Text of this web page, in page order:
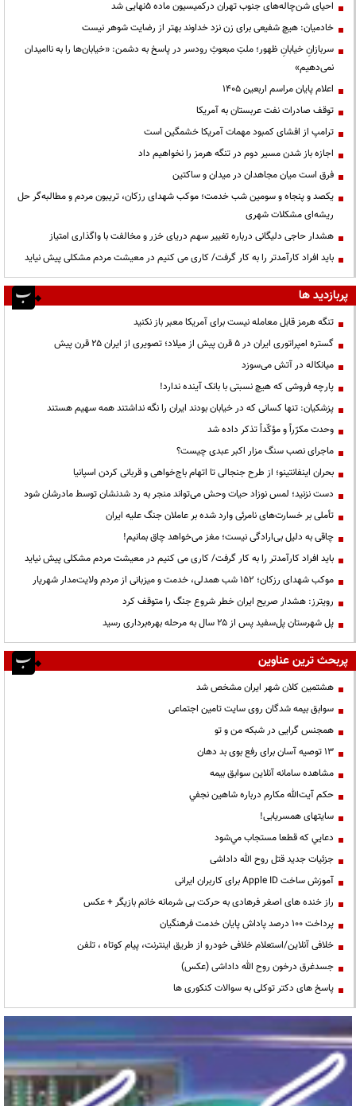
احیای شن‌چاله‌های جنوب تهران درکمیسیون ماده ۵نهایی شد
خادمیان: هیچ شفیعی برای زن نزد خداوند بهتر از رضایت شوهر نیست
سربازانِ خیابانِ ظهور؛ ملتِ مبعوثِ رودسر در پاسخ به دشمن: «خیابان‌ها را به ناامیدان
نمی‌دهیم»
اعلام پایان مراسم اربعین ۱۴۰۵
توقف صادرات نفت عربستان به آمریکا
ترامپ از افشای کمبود مهمات آمریکا خشمگین است
اجازه باز شدن مسیر دوم در تنگه هرمز را نخواهیم داد
فرق است میان مجاهدان در میدان و ساکتین
یکصد و پنجاه و سومین شب خدمت؛ موکب شهدای رزکان، تریبون مردم و مطالبه‌گر حل
ریشه‌ای مشکلات شهری
هشدار حاجی دلیگانی درباره تغییر سهم دریای خزر و مخالفت با واگذاری امتیاز
باید افراد کارآمدتر را به کار گرفت/ کاری می کنیم در معیشت مردم مشکلی پیش نیاید
پربازدید ها
تنگه هرمز قابل معامله نیست برای آمریکا معبر باز نکنید
گستره امپراتوری ایران در ۵ قرن پیش از میلاد؛ تصویری از ایران ۲۵ قرن پیش
میانکاله در آتش می‌سوزد
پارچه فروشی که هیچ نسبتی با بانک آینده ندارد!
پزشکیان: تنها کسانی که در خیابان بودند ایران را نگه نداشتند همه سهیم هستند
وحدت مکرّراً و مؤکّداً تذکر داده شد
ماجرای نصب سنگ مزار اکبر عبدی چیست؟
بحران اینفانتینو؛ از طرح جنجالی تا اتهام باج‌خواهی و قربانی کردن اسپانیا
دست نزنید؛ لمس نوزاد حیات وحش می‌تواند منجر به رد شدنشان توسط مادرشان شود
تأملی بر خسارت‌های نامرئی وارد شده بر عاملان جنگ علیه ایران
چاقی به دلیل بی‌ارادگی نیست؛ مغز می‌خواهد چاق بمانیم!
باید افراد کارآمدتر را به کار گرفت/ کاری می کنیم در معیشت مردم مشکلی پیش نیاید
موکب شهدای رزکان؛ ۱۵۲ شب همدلی، خدمت و میزبانی از مردم ولایت‌مدار شهریار
رویترز: هشدار صریح ایران خطر شروع جنگ را متوقف کرد
پل شهرستان پل‌سفید پس از ۲۵ سال به مرحله بهره‌برداری رسید
پربحث ترین عناوین
هشتمین کلان شهر ایران مشخص شد
سوابق بیمه شدگان روی سایت تامین اجتماعی
همجنس گرایی در شبکه من و تو
13 توصیه آسان برای رفع بوی بد دهان
مشاهده سامانه آنلاين سوابق بیمه
حكم آيت‌الله مكارم درباره شاهين نجفي
سایتهای همسریابی!
دعايي كه قطعا مستجاب مي‌شود
جزئیات جدید قتل روح الله داداشی
آموزش ساخت Apple ID برای کاربران ایرانی
راز خنده های اصغر فرهادی به حرکت بی شرمانه خانم بازیگر + عکس
پرداخت ۱۰۰ درصد پاداش پایان خدمت فرهنگیان
خلافی آنلاین/استعلام خلافی خودرو از طریق اینترنت، پیام کوتاه ، تلفن
جسدغرق درخون روح الله داداشی (عکس)
پاسخ های دکتر توکلی به سوالات کنکوری ها